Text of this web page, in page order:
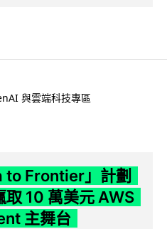
與雲端科技專區
to Frontier」計劃
10 萬美元 AWS
主舞台